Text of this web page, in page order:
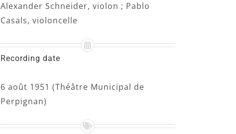
Alexander Schneider, violon ; Pablo
Casals, violoncelle
Recording date
6 août 1951 (Théâtre Municipal de
Perpignan)